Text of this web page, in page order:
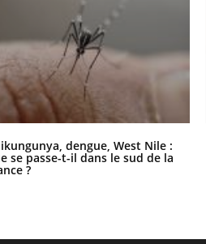
dengue, West Nile :
se passe-t-il dans le sud de la
?